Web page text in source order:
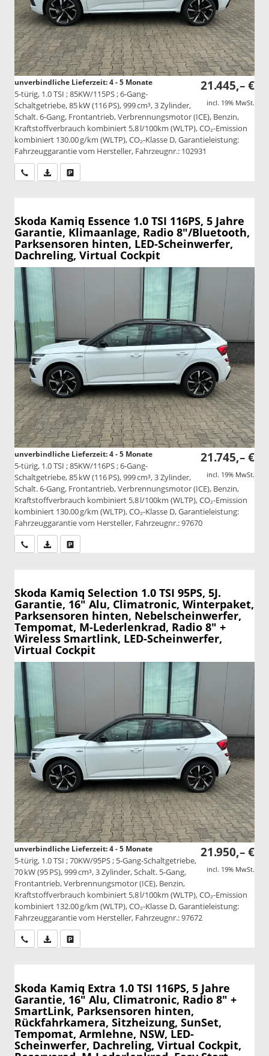
21.445,– €
incl. 19% MwSt.
unverbindliche Lieferzeit: 4 - 5 Monate
5-türig, 1.0 TSI ; 85KW/115PS ; 6-Gang-
Schaltgetriebe, 85 kW (116 PS), 999 cm³, 3 Zylinder,
Schalt. 6-Gang, Frontantrieb, Verbrennungsmotor (ICE), Benzin,
Kraftstoffverbrauch kombiniert 5,8 l/100km (WLTP), CO₂-Emission
kombiniert 130.00 g/km (WLTP), CO₂-Klasse D, Garantieleistung:
Fahrzeuggarantie vom Hersteller, Fahrzeugnr.: 102931
Wir rufen Sie anPDF-Datei, Fahrzeugexposé drucken
Skoda Kamiq Essence 1.0 TSI 116PS, 5 Jahre
Garantie, Klimaanlage, Radio 8"/Bluetooth,
Parksensoren hinten, LED-Scheinwerfer,
Dachreling, Virtual Cockpit
21.745,– €
incl. 19% MwSt.
unverbindliche Lieferzeit: 4 - 5 Monate
5-türig, 1.0 TSI ; 85KW/116PS ; 6-Gang-
Schaltgetriebe, 85 kW (116 PS), 999 cm³, 3 Zylinder,
Schalt. 6-Gang, Frontantrieb, Verbrennungsmotor (ICE), Benzin,
Kraftstoffverbrauch kombiniert 5,8 l/100km (WLTP), CO₂-Emission
kombiniert 130.00 g/km (WLTP), CO₂-Klasse D, Garantieleistung:
Fahrzeuggarantie vom Hersteller, Fahrzeugnr.: 97670
Wir rufen Sie anPDF-Datei, Fahrzeugexposé drucken
Skoda Kamiq Selection 1.0 TSI 95PS, 5J.
Garantie, 16" Alu, Climatronic, Winterpaket,
Parksensoren hinten, Nebelscheinwerfer,
Tempomat, M-Lederlenkrad, Radio 8" +
Wireless Smartlink, LED-Scheinwerfer,
Virtual Cockpit
21.950,– €
incl. 19% MwSt.
unverbindliche Lieferzeit: 4 - 5 Monate
5-türig, 1.0 TSI ; 70KW/95PS ; 5-Gang-Schaltgetriebe,
70 kW (95 PS), 999 cm³, 3 Zylinder, Schalt. 5-Gang,
Frontantrieb, Verbrennungsmotor (ICE), Benzin,
Kraftstoffverbrauch kombiniert 5,8 l/100km (WLTP), CO₂-Emission
kombiniert 132.00 g/km (WLTP), CO₂-Klasse D, Garantieleistung:
Fahrzeuggarantie vom Hersteller, Fahrzeugnr.: 97672
Wir rufen Sie anPDF-Datei, Fahrzeugexposé drucken
Skoda Kamiq Extra 1.0 TSI 116PS, 5 Jahre
Garantie, 16" Alu, Climatronic, Radio 8" +
SmartLink, Parksensoren hinten,
Rückfahrkamera, Sitzheizung, SunSet,
Tempomat, Armlehne, NSW, LED-
Scheinwerfer, Dachreling, Virtual Cockpit,